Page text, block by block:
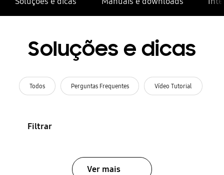
Soluções e dicas
Todos Perguntas Frequentes Vídeo Tutorial
Filtrar
Ver mais